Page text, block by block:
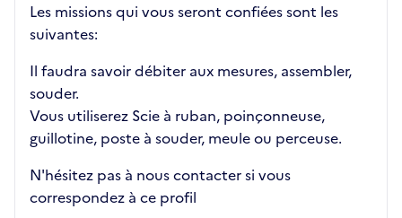
Les missions qui vous seront confiées sont les
suivantes:
Il faudra savoir débiter aux mesures, assembler,
souder.
Vous utiliserez Scie à ruban, poinçonneuse,
guillotine, poste à souder, meule ou perceuse.
N'hésitez pas à nous contacter si vous
correspondez à ce profil